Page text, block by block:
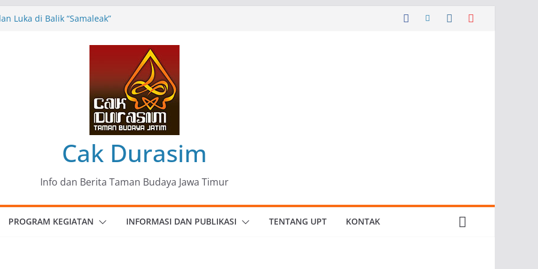
Luka di Balik “Samaleak”
Ungkapan Kritis Tentang Derita
Patria Seni Rupa Kota Blitar :
Menjadi Mantra Perlawanan
Cak Durasim
Info dan Berita Taman Budaya Jawa Timur
PROGRAM KEGIATAN INFORMASI DAN PUBLIKASI TENTANG UPT KONTAK